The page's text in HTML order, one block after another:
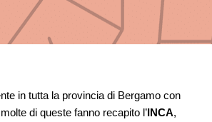
in tutta la provincia di Bergamo con
di queste fanno recapito l’INCA,